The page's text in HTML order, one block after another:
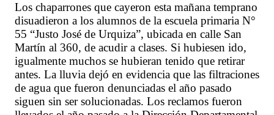
Los chaparrones que cayeron esta mañana temprano
disuadieron a los alumnos de la escuela primaria N°
55 “Justo José de Urquiza”, ubicada en calle San
Martín al 360, de acudir a clases. Si hubiesen ido,
igualmente muchos se hubieran tenido que retirar
antes. La lluvia dejó en evidencia que las filtraciones
de agua que fueron denunciadas el año pasado
siguen sin ser solucionadas. Los reclamos fueron